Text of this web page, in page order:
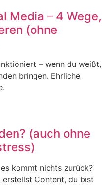
Media – 4 Wege,
(ohne
– wenn du weißt,
bringen. Ehrliche
(auch ohne
kommt nichts zurück?
Content, du bist